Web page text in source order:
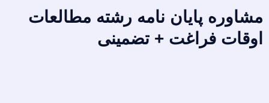
مشاوره پایان نامه رشته مطالعات
اوقات فراغت + تضمینی